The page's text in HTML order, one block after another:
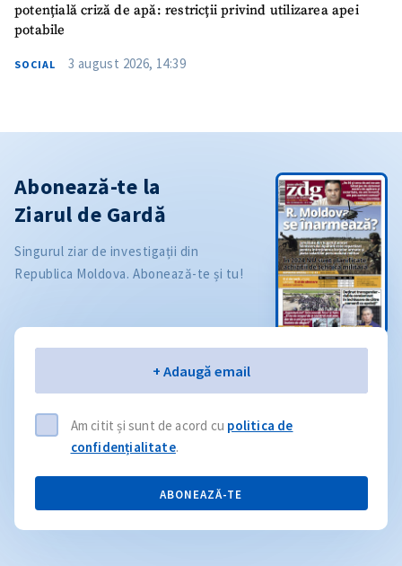
potențială criză de apă: restricții privind utilizarea apei
potabile
SOCIAL 3 august 2026, 14:39
Abonează-te la
Ziarul de Gardă
Singurul ziar de investigații din
Republica Moldova. Abonează-te și tu!
+ Adaugă email
Am citit și sunt de acord cu politica de
confidențialitate.
ABONEAZĂ-TE